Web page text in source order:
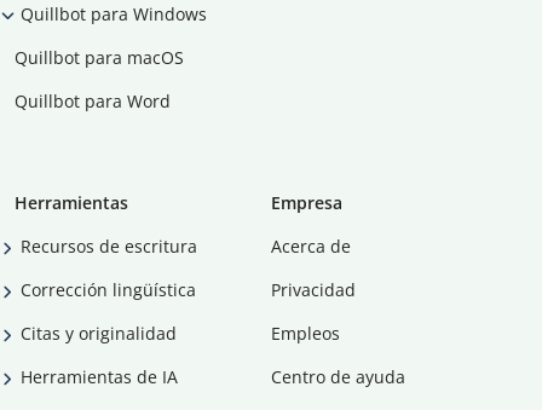
Quillbot para Windows
Quillbot para macOS
Quillbot para Word
Herramientas
Recursos de escritura
Corrección lingüística
Citas y originalidad
Herramientas de IA
Empresa
Acerca de
Privacidad
Empleos
Centro de ayuda